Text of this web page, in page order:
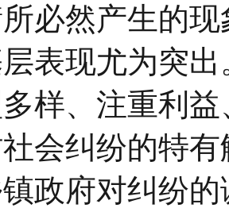
必然产生的
表现尤为突
样、注重利
会纠纷的特
政府对纠纷